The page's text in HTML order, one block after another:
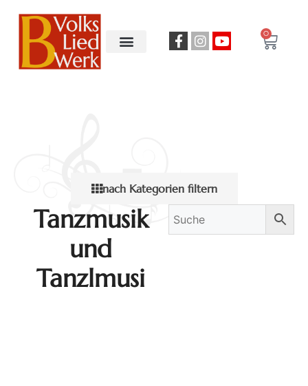
0
nach Kategorien filtern
Tanzmusik
und
Tanzlmusi